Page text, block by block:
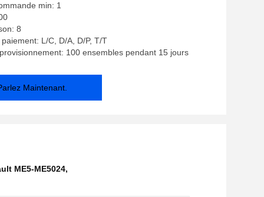
min: 1
8
L/C, D/A, D/P, T/T
100 ensembles pendant 15 jours
Maintenant.
ME5-ME5024,